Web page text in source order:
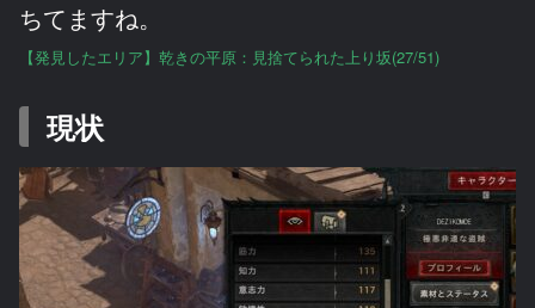
ちてますね。
【発見したエリア】乾きの平原：見捨てられた上り坂(27/51)
現状